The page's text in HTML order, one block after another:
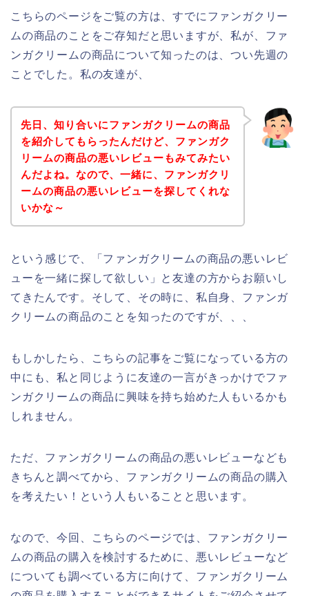
こちらのページをご覧の方は、すでにファンガクリー
ムの商品のことをご存知だと思いますが、私が、ファ
ンガクリームの商品について知ったのは、つい先週の
ことでした。私の友達が、
先日、知り合いにファンガクリームの商品
を紹介してもらったんだけど、ファンガク
リームの商品の悪いレビューもみてみたい
んだよね。なので、一緒に、ファンガクリ
ームの商品の悪いレビューを探してくれな
いかな～
という感じで、「ファンガクリームの商品の悪いレビ
ューを一緒に探して欲しい」と友達の方からお願いし
てきたんです。そして、その時に、私自身、ファンガ
クリームの商品のことを知ったのですが、、、
もしかしたら、こちらの記事をご覧になっている方の
中にも、私と同じように友達の一言がきっかけでファ
ンガクリームの商品に興味を持ち始めた人もいるかも
しれません。
ただ、ファンガクリームの商品の悪いレビューなども
きちんと調べてから、ファンガクリームの商品の購入
を考えたい！という人もいることと思います。
なので、今回、こちらのページでは、ファンガクリー
ムの商品の購入を検討するために、悪いレビューなど
についても調べている方に向けて、ファンガクリーム